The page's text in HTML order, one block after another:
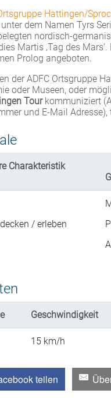
Hattingen/
dem Namen Tyrs
nordisch-
Martis ‚Tag des
Prolog angeboten.
der ADFC Ortsgruppe
oder Museen, oder
Tourkommuniziert
und E-Mail
Charakteristik
/ erleben
Geschwindigkeit
15 km/h
teilen